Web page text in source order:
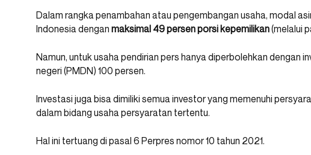
Dalam rangka penambahan atau pengembangan usaha, modal
Indonesia dengan maksimal 49 persen porsi kepemilikan(melalui
Namun, untuk usaha pendirian pers hanya diperbolehkan dengan
negeri (PMDN) 100 persen.
Investasi juga bisa dimiliki semua investor yang memenuhi
dalam bidang usaha persyaratan tertentu.
Hal ini tertuang di pasal 6 Perpres nomor 10 tahun 2021.